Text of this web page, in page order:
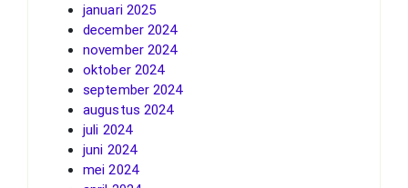
januari 2025
december 2024
november 2024
oktober 2024
september 2024
augustus 2024
juli 2024
juni 2024
mei 2024